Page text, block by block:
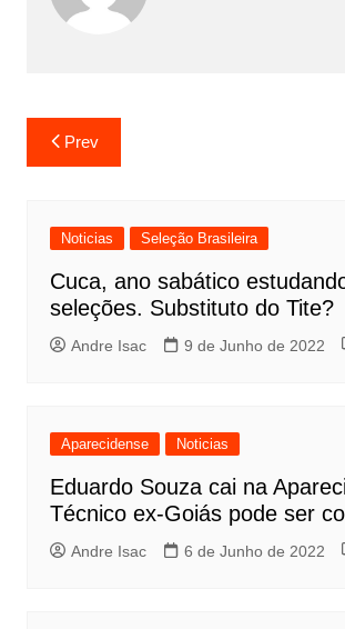
Prev
Noticias Seleção Brasileira
Cuca, ano sabático
seleções. Substituto do Tite?
Andre Isac 9 de Junho de 2022
Aparecidense Noticias
Eduardo Souza cai na
Técnico ex-Goiás pode ser
Andre Isac 6 de Junho de 2022